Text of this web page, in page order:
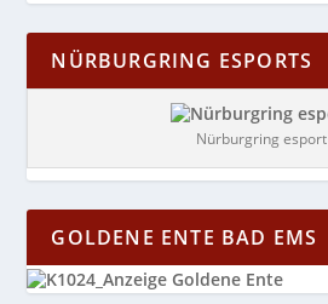
NÜRBURGRING ESPORTS
Nürburgring esport
GOLDENE ENTE BAD EMS